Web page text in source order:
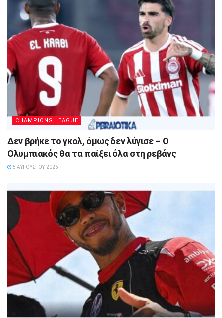
CHAMPIONS LEAGUE
Δεν βρήκε το γκολ, όμως δεν λύγισε – Ο
Ολυμπιακός θα τα παίξει όλα στη ρεβάνς
5 ΑΥΓΟΎΣΤΟΥ, 2026